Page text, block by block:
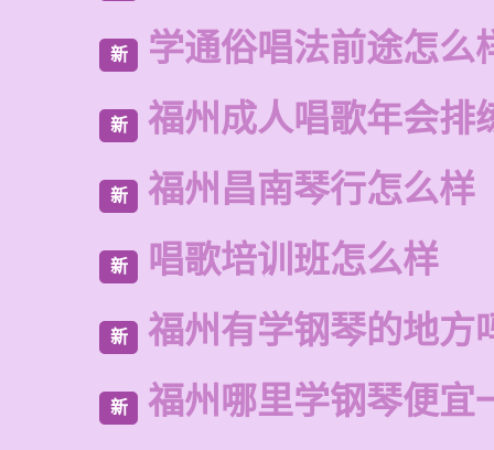
新 学通俗唱法前途怎么
新 福州成人唱歌年会排
新 福州昌南琴行怎么样
新 唱歌培训班怎么样
新 福州有学钢琴的地方
新 福州哪里学钢琴便宜